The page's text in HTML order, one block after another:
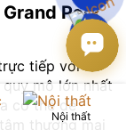
Park
tiếp với
mô lớn nhất
có thể dễ
thương mại
Nội thất